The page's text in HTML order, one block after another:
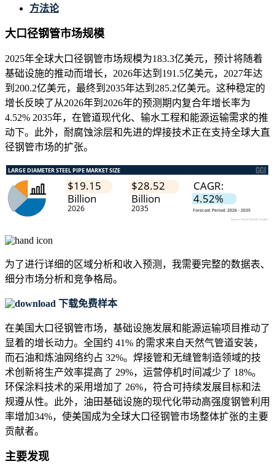
方法论
大口径钢管市场规模
2025年全球大口径钢管市场规模为183.3亿美元，预计将随着
基础设施的推动而增长，2026年达到191.5亿美元，2027年达
到200.2亿美元，最终到2035年达到285.2亿美元。这种稳定的
增长反映了从2026年到2026年的预测期内复合年增长率为
4.52% 2035年，在管道现代化、输水工程和能源运输需求的推
动下。此外，耐腐蚀涂层和先进的焊接技术正在支持全球大直
径钢管市场的扩张。
为了进行详细的区域分析和收入预测，我需要完整的数据表、
细分市场分析和竞争格局。
下载免费样本
在美国大口径钢管市场，基础设施发展和能源运输项目推动了
显着的增长动力。全国约 41% 的需求来自天然气管道安装，
而石油和炼油网络约占 32%。焊接管和无缝管制造领域的技
术创新将生产效率提高了 29%，运营停机时间减少了 18%。
环保涂料技术的采用增加了 26%，符合可持续发展目标和法
规遵从性。此外，油田基础设施的现代化带动高强度钢管利用
率增加34%，使美国成为全球大口径钢管市场整体扩张的主要
贡献者。
主要发现